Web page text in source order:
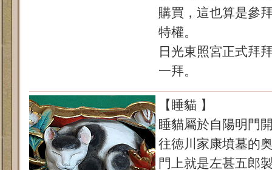
購買，這也算是參
特權。
日光東照宮正式拜
一拜。
【睡貓 】
睡貓屬於自陽明門
往徳川家康墳墓的
門上就是左甚五郎